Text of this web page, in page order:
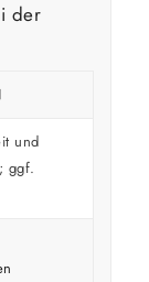
der
und
ggf.